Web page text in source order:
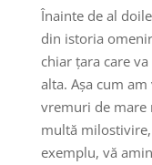
Înainte de al
din istoria
chiar țara care
alta. Așa cum
vremuri de mare
multă
exemplu, vă